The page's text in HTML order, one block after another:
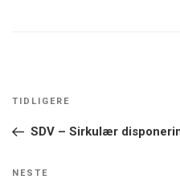
Forrige
innlegg
TIDLIGERE
SDV – Sirkulær
Neste
NESTE